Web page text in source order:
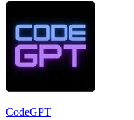
CodeGPT